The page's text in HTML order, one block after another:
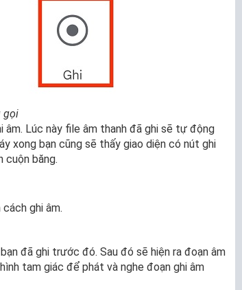
gọi
Lúc này file âm thanh đã ghi sẽ tự động
xong bạn cũng sẽ thấy giao diện có nút ghi
cuộn băng.
ghi âm.
đã ghi trước đó. Sau đó sẽ hiện ra đoạn âm
tam giác để phát và nghe đoạn ghi âm